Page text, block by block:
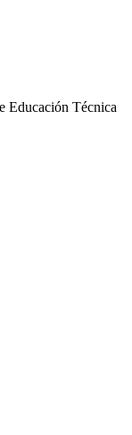
Educación Técnica